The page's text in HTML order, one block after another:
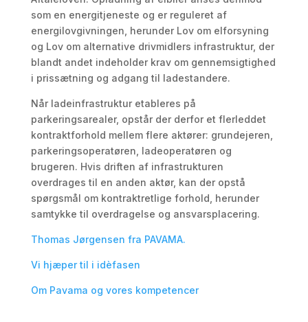
som en energitjeneste og er reguleret af
energilovgivningen, herunder Lov om elforsyning
og Lov om alternative drivmidlers infrastruktur, der
blandt andet indeholder krav om gennemsigtighed
i prissætning og adgang til ladestandere.
Når ladeinfrastruktur etableres på
parkeringsarealer, opstår der derfor et flerleddet
kontraktforhold mellem flere aktører: grundejeren,
parkeringsoperatøren, ladeoperatøren og
brugeren. Hvis driften af infrastrukturen
overdrages til en anden aktør, kan der opstå
spørgsmål om kontraktretlige forhold, herunder
samtykke til overdragelse og ansvarsplacering.
Thomas Jørgensen fra PAVAMA.
Vi hjæper til i idèfasen
Om Pavama og vores kompetencer